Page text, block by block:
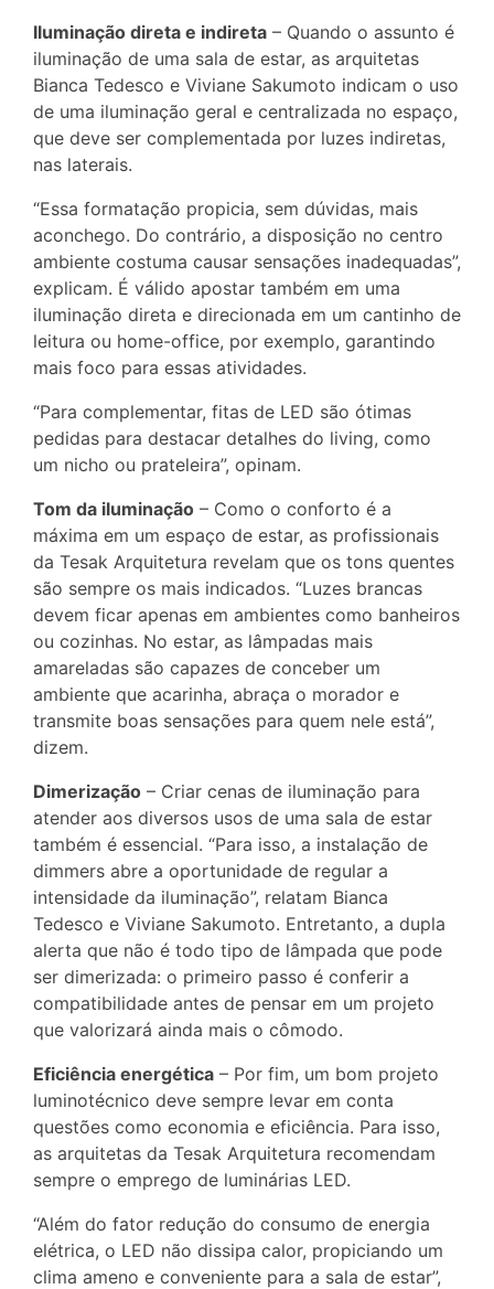
Iluminação direta e indireta – Quando o assunto é
iluminação de uma sala de estar, as arquitetas
Bianca Tedesco e Viviane Sakumoto indicam o uso
de uma iluminação geral e centralizada no espaço,
que deve ser complementada por luzes indiretas,
nas laterais.
“Essa formatação propicia, sem dúvidas, mais
aconchego. Do contrário, a disposição no centro
ambiente costuma causar sensações inadequadas”,
explicam. É válido apostar também em uma
iluminação direta e direcionada em um cantinho de
leitura ou home-office, por exemplo, garantindo
mais foco para essas atividades.
“Para complementar, fitas de LED são ótimas
pedidas para destacar detalhes do living, como
um nicho ou prateleira”, opinam.
Tom da iluminação – Como o conforto é a
máxima em um espaço de estar, as profissionais
da Tesak Arquitetura revelam que os tons quentes
são sempre os mais indicados. “Luzes brancas
devem ficar apenas em ambientes como banheiros
ou cozinhas. No estar, as lâmpadas mais
amareladas são capazes de conceber um
ambiente que acarinha, abraça o morador e
transmite boas sensações para quem nele está”,
dizem.
Dimerização – Criar cenas de iluminação para
atender aos diversos usos de uma sala de estar
também é essencial. “Para isso, a instalação de
dimmers abre a oportunidade de regular a
intensidade da iluminação”, relatam Bianca
Tedesco e Viviane Sakumoto. Entretanto, a dupla
alerta que não é todo tipo de lâmpada que pode
ser dimerizada: o primeiro passo é conferir a
compatibilidade antes de pensar em um projeto
que valorizará ainda mais o cômodo.
Eficiência energética – Por fim, um bom projeto
luminotécnico deve sempre levar em conta
questões como economia e eficiência. Para isso,
as arquitetas da Tesak Arquitetura recomendam
sempre o emprego de luminárias LED.
“Além do fator redução do consumo de energia
elétrica, o LED não dissipa calor, propiciando um
clima ameno e conveniente para a sala de estar”,